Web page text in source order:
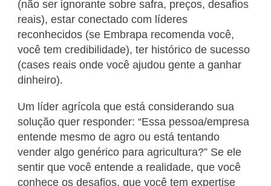
(não ser ignorante sobre safra, preços, desafios
reais), estar conectado com líderes
reconhecidos (se Embrapa recomenda você,
você tem credibilidade), ter histórico de sucesso
(cases reais onde você ajudou gente a ganhar
dinheiro).
Um líder agrícola que está considerando sua
solução quer responder: “Essa pessoa/empresa
entende mesmo de agro ou está tentando
vender algo genérico para agricultura?” Se ele
sentir que você entende a realidade, que você
conhece os desafios, que você tem expertise